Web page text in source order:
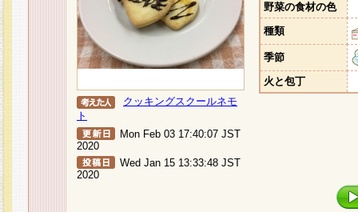
クッキングスクールネモ
ト
Mon Feb 03 17:40:07 JST
2020
Wed Jan 15 13:33:48 JST
2020
野菜の食材の色
種類
季節
火と包丁